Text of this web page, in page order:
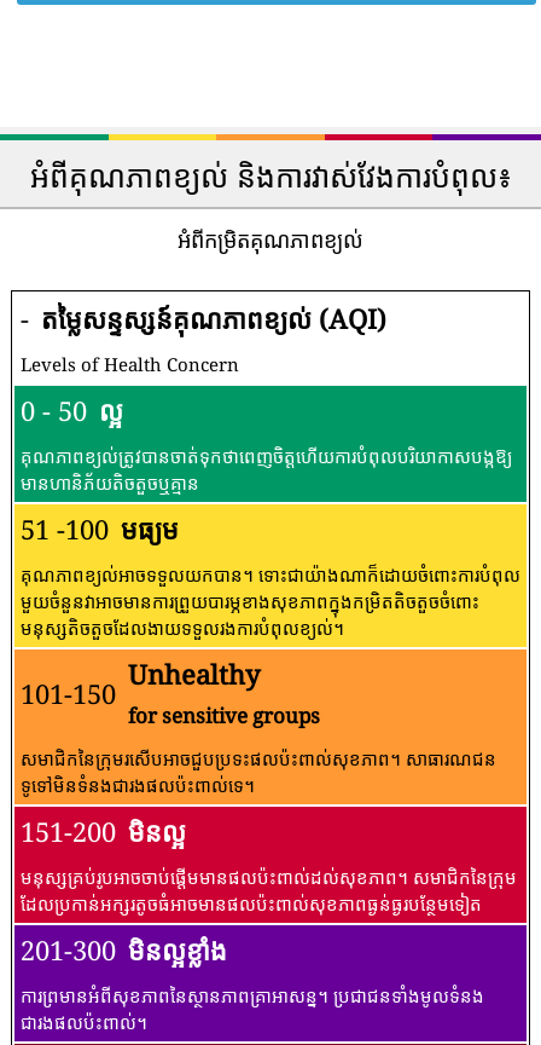
អំពីគុណភាពខ្យល់ និងការវាស់វែងការបំពុល៖
អំពីកម្រិតគុណភាពខ្យល់
- តម្លៃសន្ទស្សន៍គុណភាពខ្យល់ (AQI)
Levels of Health Concern
0 - 50 ល្អ
គុណភាពខ្យល់ត្រូវបានចាត់ទុកថាពេញចិត្តហើយការបំពុលបរិយាកាសបង្កឱ្យ
មានហានិភ័យតិចតួចឬគ្មាន
51 -100 មធ្យម
គុណភាពខ្យល់អាចទទួលយកបាន។ ទោះជាយ៉ាងណាក៏ដោយចំពោះការបំពុល
មួយចំនួនវាអាចមានការព្រួយបារម្ភខាងសុខភាពក្នុងកម្រិតតិចតួចចំពោះ
មនុស្សតិចតួចដែលងាយទទួលរងការបំពុលខ្យល់។
101-150
Unhealthy
for sensitive groups
សមាជិកនៃក្រុមរសើបអាចជួបប្រទះផលប៉ះពាល់សុខភាព។ សាធារណជន​
ទូទៅ​មិន​ទំនង​ជា​រង​ផល​ប៉ះពាល់​ទេ។
151-200 មិនល្អ
មនុស្សគ្រប់រូបអាចចាប់ផ្តើមមានផលប៉ះពាល់ដល់សុខភាព។ សមាជិកនៃក្រុម
ដែលប្រកាន់អក្សរតូចធំអាចមានផលប៉ះពាល់សុខភាពធ្ងន់ធ្ងរបន្ថែមទៀត
201-300 មិនល្អខ្លាំង
ការព្រមានអំពីសុខភាពនៃស្ថានភាពគ្រាអាសន្ន។ ប្រជាជនទាំងមូលទំនង
ជារងផលប៉ះពាល់។